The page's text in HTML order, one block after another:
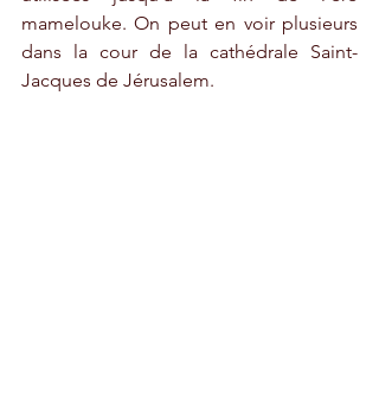
mamelouke. On peut en voir plusieurs
dans la cour de la cathédrale Saint-
Jacques de Jérusalem.